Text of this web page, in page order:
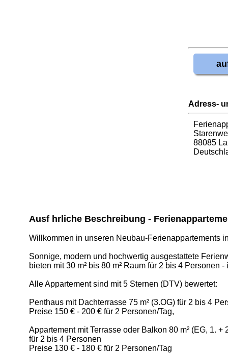
Adress-
88085
Ausf hrliche Beschreibung -
Willkommen in unseren Neubau-Ferienappartements
Sonnige, modern und hochwertig ausgestattete
bieten mit 30 m² bis 80 m² Raum für 2 bis 4 Personen
Alle Appartement sind mit 5 Sternen (DTV) bewertet:
Penthaus mit Dachterrasse 75 m² (3.OG) für 2 bis 4
Preise 150 € - 200 € für 2 Personen/Tag,
Appartement mit Terrasse oder Balkon 80 m² (EG, 1. +
für 2 bis 4 Personen
Preise 130 € - 180 € für 2 Personen/Tag